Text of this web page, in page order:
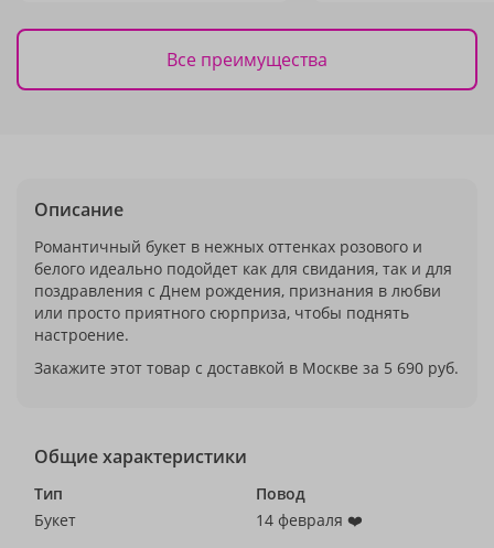
Все преимущества
Описание
Романтичный букет в нежных оттенках розового и
белого идеально подойдет как для свидания, так и для
поздравления с Днем рождения, признания в любви
или просто приятного сюрприза, чтобы поднять
настроение.
Закажите этот товар с доставкой в Москве за 5 690 руб.
Общие характеристики
Тип
Букет
Повод
14 февраля ❤️